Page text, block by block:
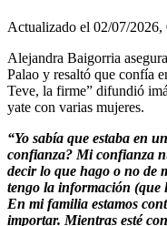
Actualizado el 02/07/2026,
Alejandra Baigorria
Palao y resaltó que confía
Teve, la firme” difundió
yate con varias mujeres.
“Yo sabía que estaba en
confianza? Mi confianza
decir lo que hago o no de
tengo la información (que
En mi familia estamos
importar. Mientras esté